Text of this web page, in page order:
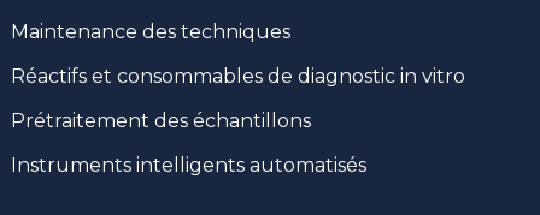
Maintenance des techniques
Réactifs et consommables de diagnostic in vitro
Prétraitement des échantillons
Instruments intelligents automatisés